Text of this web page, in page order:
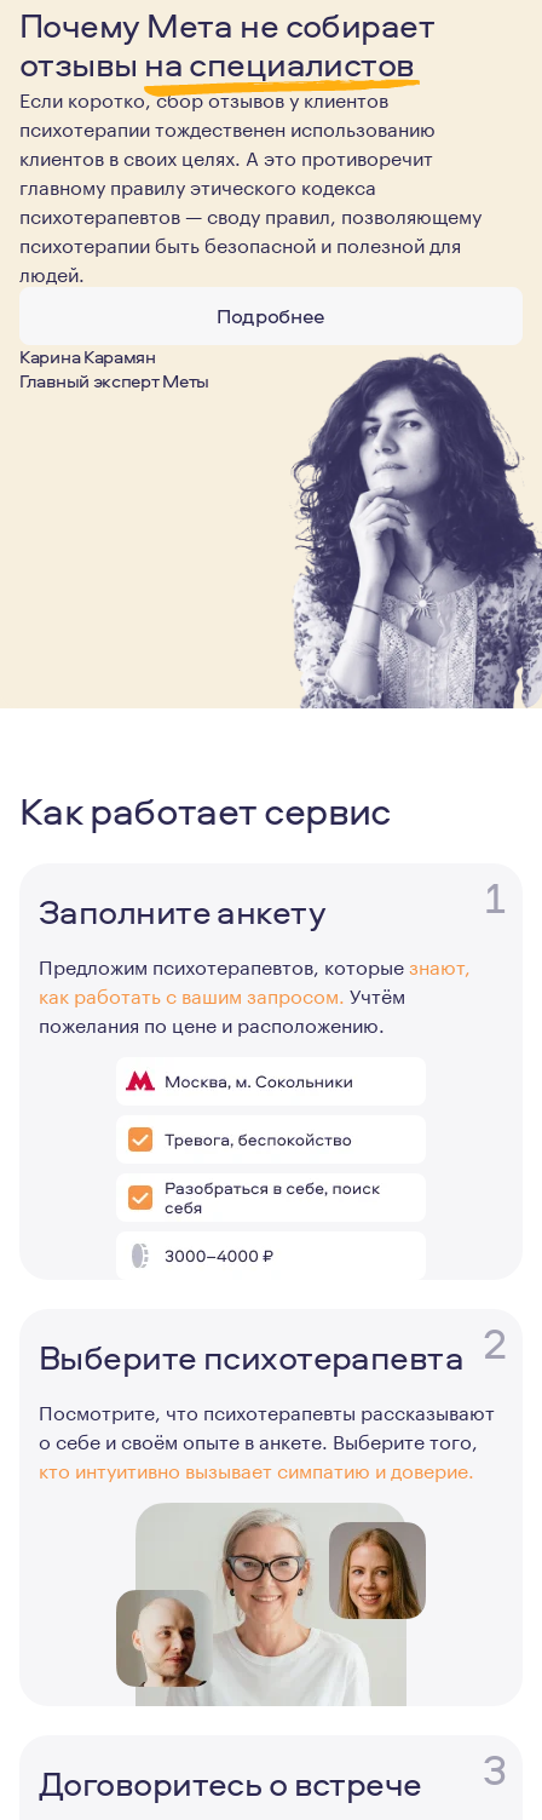
Почему Мета не собирает
отзывы на специалистов
Если коротко, сбор отзывов у клиентов
психотерапии тождественен использованию
клиентов в своих целях. А это противоречит
главному правилу этического кодекса
психотерапевтов — своду правил, позволяющему
психотерапии быть безопасной и полезной для
людей.
Подробнее
Карина Карамян
Главный эксперт Меты
Как работает сервис
1
Заполните анкету
Предложим психотерапевтов, которыезнают,
как работать с вашим запросом. Учтём
пожелания по цене и расположению.
2
Выберите психотерапевта
Посмотрите, что психотерапевты рассказывают
о себе и своём опыте в анкете. Выберите того,
кто интуитивно вызывает симпатию и доверие.
3
Договоритесь о встрече